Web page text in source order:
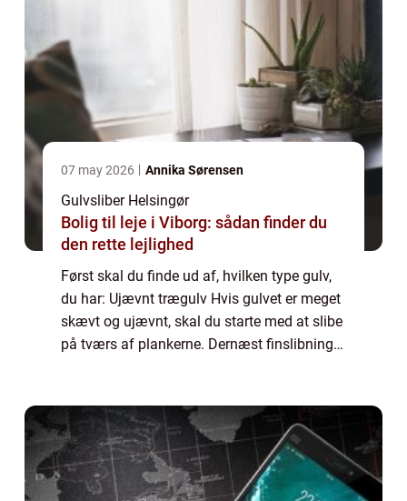
07 may 2026 Annika Sørensen
Gulvsliber Helsingør
Bolig til leje i Viborg: sådan finder du
den rette lejlighed
Først skal du finde ud af, hvilken type gulv,
du har: Ujævnt trægulv Hvis gulvet er meget
skævt og ujævnt, skal du starte med at slibe
på tværs af plankerne. Dernæst finslibning